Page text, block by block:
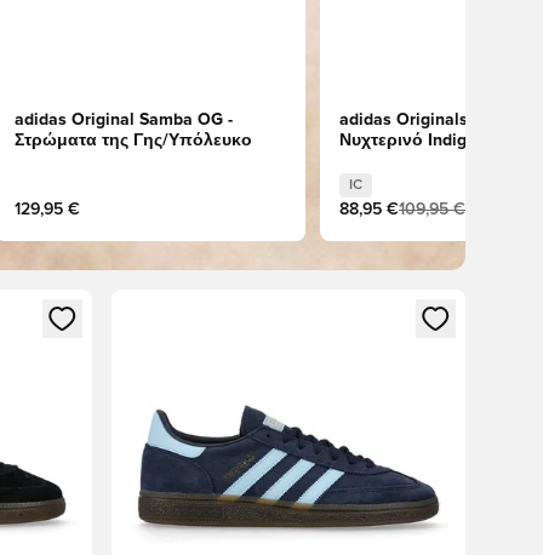
adidas Original Samba OG -
Στρώματα της Γης/Υπόλευκο
129,95 €
adidas Originals Spezial
Νυχτερινό Indigo/Κρέμα
IC
88,95 €109,95 €
ή να εγγραφείτε ως μέλος
Ανοίγει ένα Modal για να συνδεθείτε ή να